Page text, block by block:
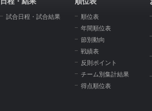
試合日程・試合結果
順位表
年間順位表
節別動向
戦績表
反則ポイント
チーム別集計結果
得点順位表